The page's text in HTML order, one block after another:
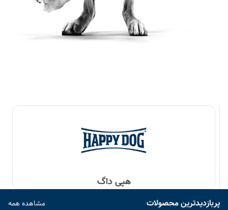
هپی داگ
پربازدیدترین محصولات مشاهده همه